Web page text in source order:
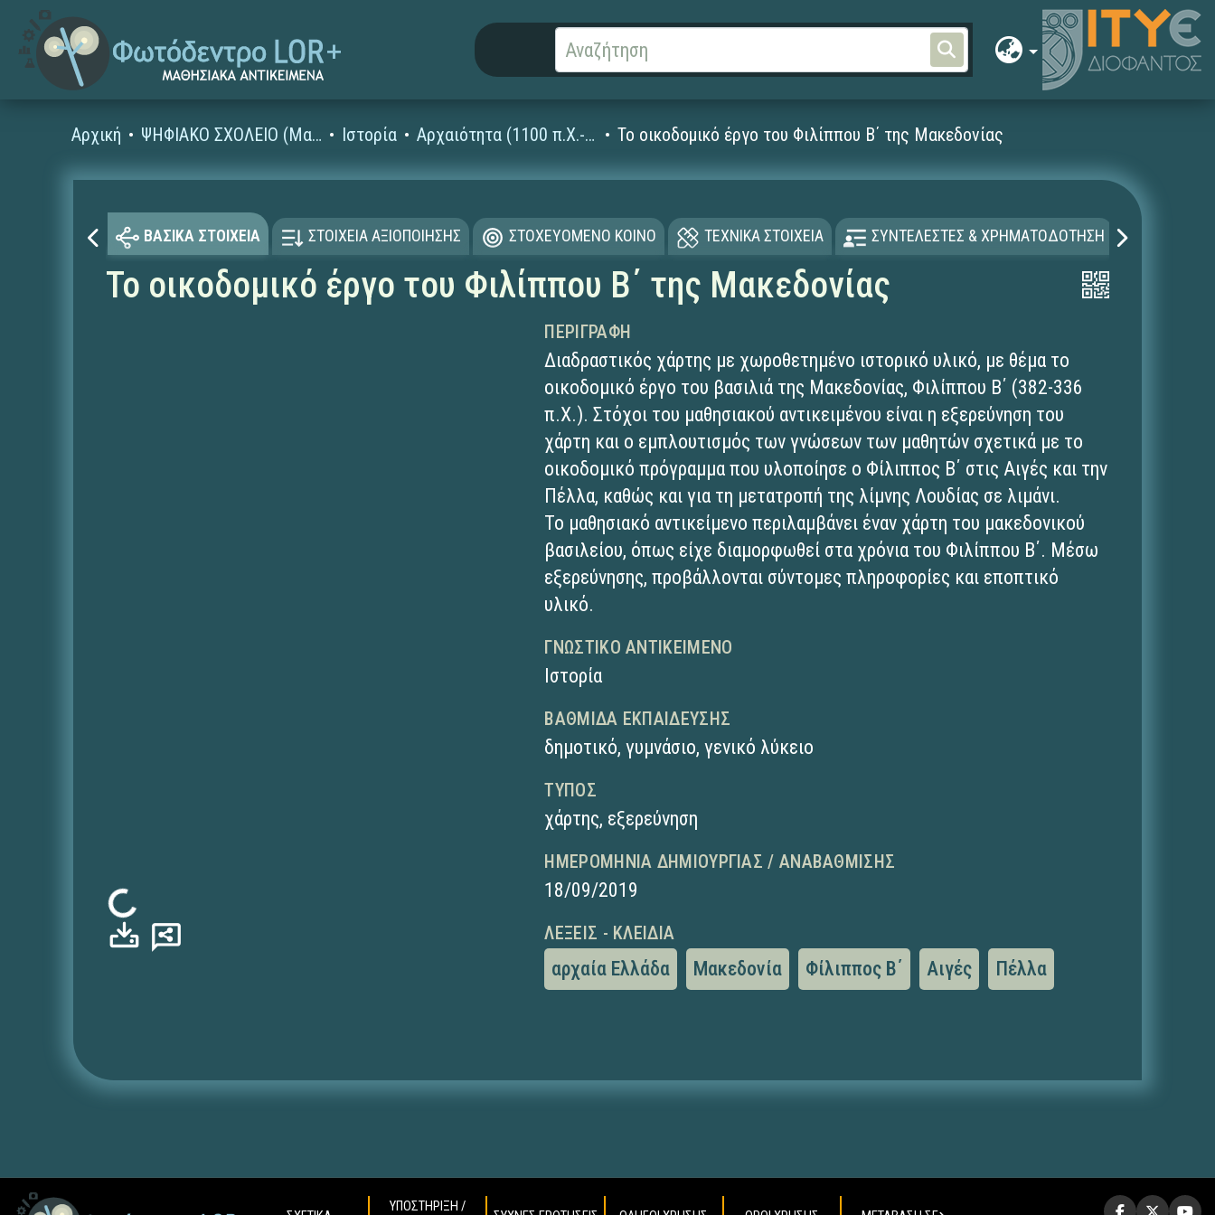
Αρχική ΨΗΦΙΑΚΟ ΣΧΟΛΕΙΟ (Μαθησιακά Αντικείμενα) Ιστορία Αρχαιότητα (1100 π.Χ.- 4ος μ.Χ. αι.) Το οικοδομικό έργο του Φιλίππου Β΄ της Μακεδονίας
ΒΑΣΙΚΑ ΣΤΟΙΧΕΙΑ ΣΤΟΙΧΕΙΑ ΑΞΙΟΠΟΙΗΣΗΣ ΣΤΟΧΕΥΟΜΕΝΟ ΚΟΙΝΟ ΤΕΧΝΙΚΑ ΣΤΟΙΧΕΙΑ ΣΥΝΤΕΛΕΣΤΕΣ & ΧΡΗΜΑΤΟΔΟΤΗΣΗ
Το οικοδομικό έργο του Φιλίππου Β΄ της Μακεδονίας
Φόρτωση...
ΠΕΡΙΓΡΑΦΉ
Διαδραστικός χάρτης με χωροθετημένο ιστορικό υλικό, με θέμα το
οικοδομικό έργο του βασιλιά της Μακεδονίας, Φιλίππου Β΄ (382-336
π.Χ.). Στόχοι του μαθησιακού αντικειμένου είναι η εξερεύνηση του
χάρτη και ο εμπλουτισμός των γνώσεων των μαθητών σχετικά με το
οικοδομικό πρόγραμμα που υλοποίησε ο Φίλιππος Β΄ στις Αιγές και την
Πέλλα, καθώς και για τη μετατροπή της λίμνης Λουδίας σε λιμάνι.
Το μαθησιακό αντικείμενο περιλαμβάνει έναν χάρτη του μακεδονικού
βασιλείου, όπως είχε διαμορφωθεί στα χρόνια του Φιλίππου Β΄. Μέσω
εξερεύνησης, προβάλλονται σύντομες πληροφορίες και εποπτικό
υλικό.
ΓΝΩΣΤΙΚΌ ΑΝΤΙΚΕΊΜΕΝΟ
Ιστορία
ΒΑΘΜΊΔΑ ΕΚΠΑΊΔΕΥΣΗΣ
δημοτικό,γυμνάσιο,γενικό λύκειο
ΤΎΠΟΣ
χάρτης, εξερεύνηση
ΗΜΕΡΟΜΗΝΊΑ ΔΗΜΙΟΥΡΓΊΑΣ / ΑΝΑΒΆΘΜΙΣΗΣ
18/09/2019
ΛΈΞΕΙΣ - ΚΛΕΙΔΙΆ
αρχαία Ελλάδα Μακεδονία Φίλιππος Β΄ Αιγές Πέλλα
ΥΠΟΣΤΗΡΙΞΗ /